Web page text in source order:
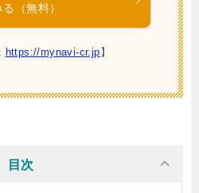
（無料）
https://mynavi-cr.jp 】
目次